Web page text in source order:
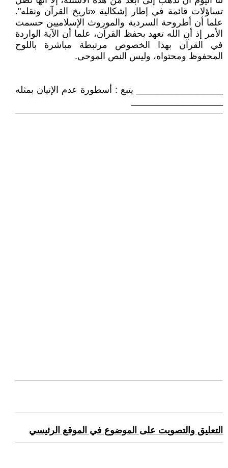
تساؤلات قائمة في إطار إشكالية «تاريخ القرآن ونقله".
علما أن أطروحة السردية والموروث الإسلاميين حسمت
الأمر إذ أن الله تعهد بحفظ القرآن، علما أن الآية الواردة
في القرآن بهذا الخصوص مرتبطة مباشرة باللوح
المحفوظ ومحتواه، وليس النص الموحى.
_________________ يتبع : أسطورة عدم الإتيان بمثله
التعليق والتصويت على الموضوع في الموقع الرئيسي